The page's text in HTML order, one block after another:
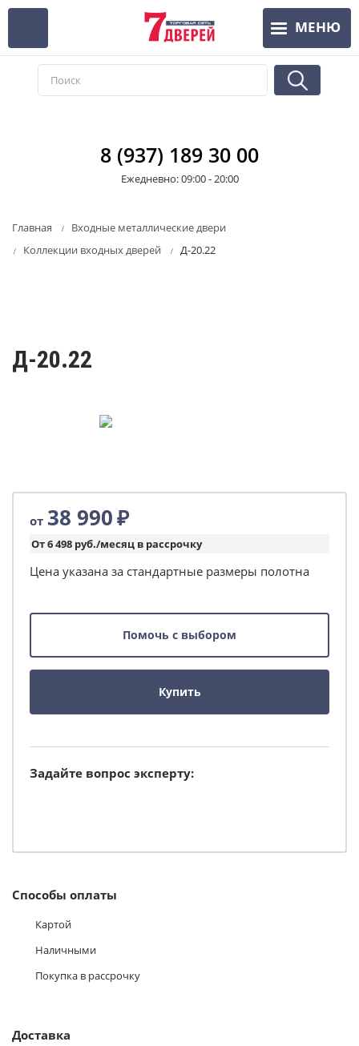
Перейти
основному
содержанию
МЕНЮ
8 (937) 189 30 00
Ежедневно: 09:00 - 20:00
Главная
Входные металлические двери
Коллекции входных дверей
Д-20.22
Д-20.22
от 38 990₽
От 6 498 руб./месяц в рассрочку
Цена указана за стандартные размеры полотна
Помочь с выбором
Купить
Задайте вопрос эксперту:
Способы оплаты
Картой
Наличными
Покупка в рассрочку
Доставка